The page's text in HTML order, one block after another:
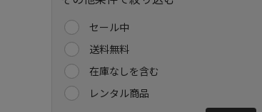
セール中
送料無料
在庫なしを含む
レンタル商品